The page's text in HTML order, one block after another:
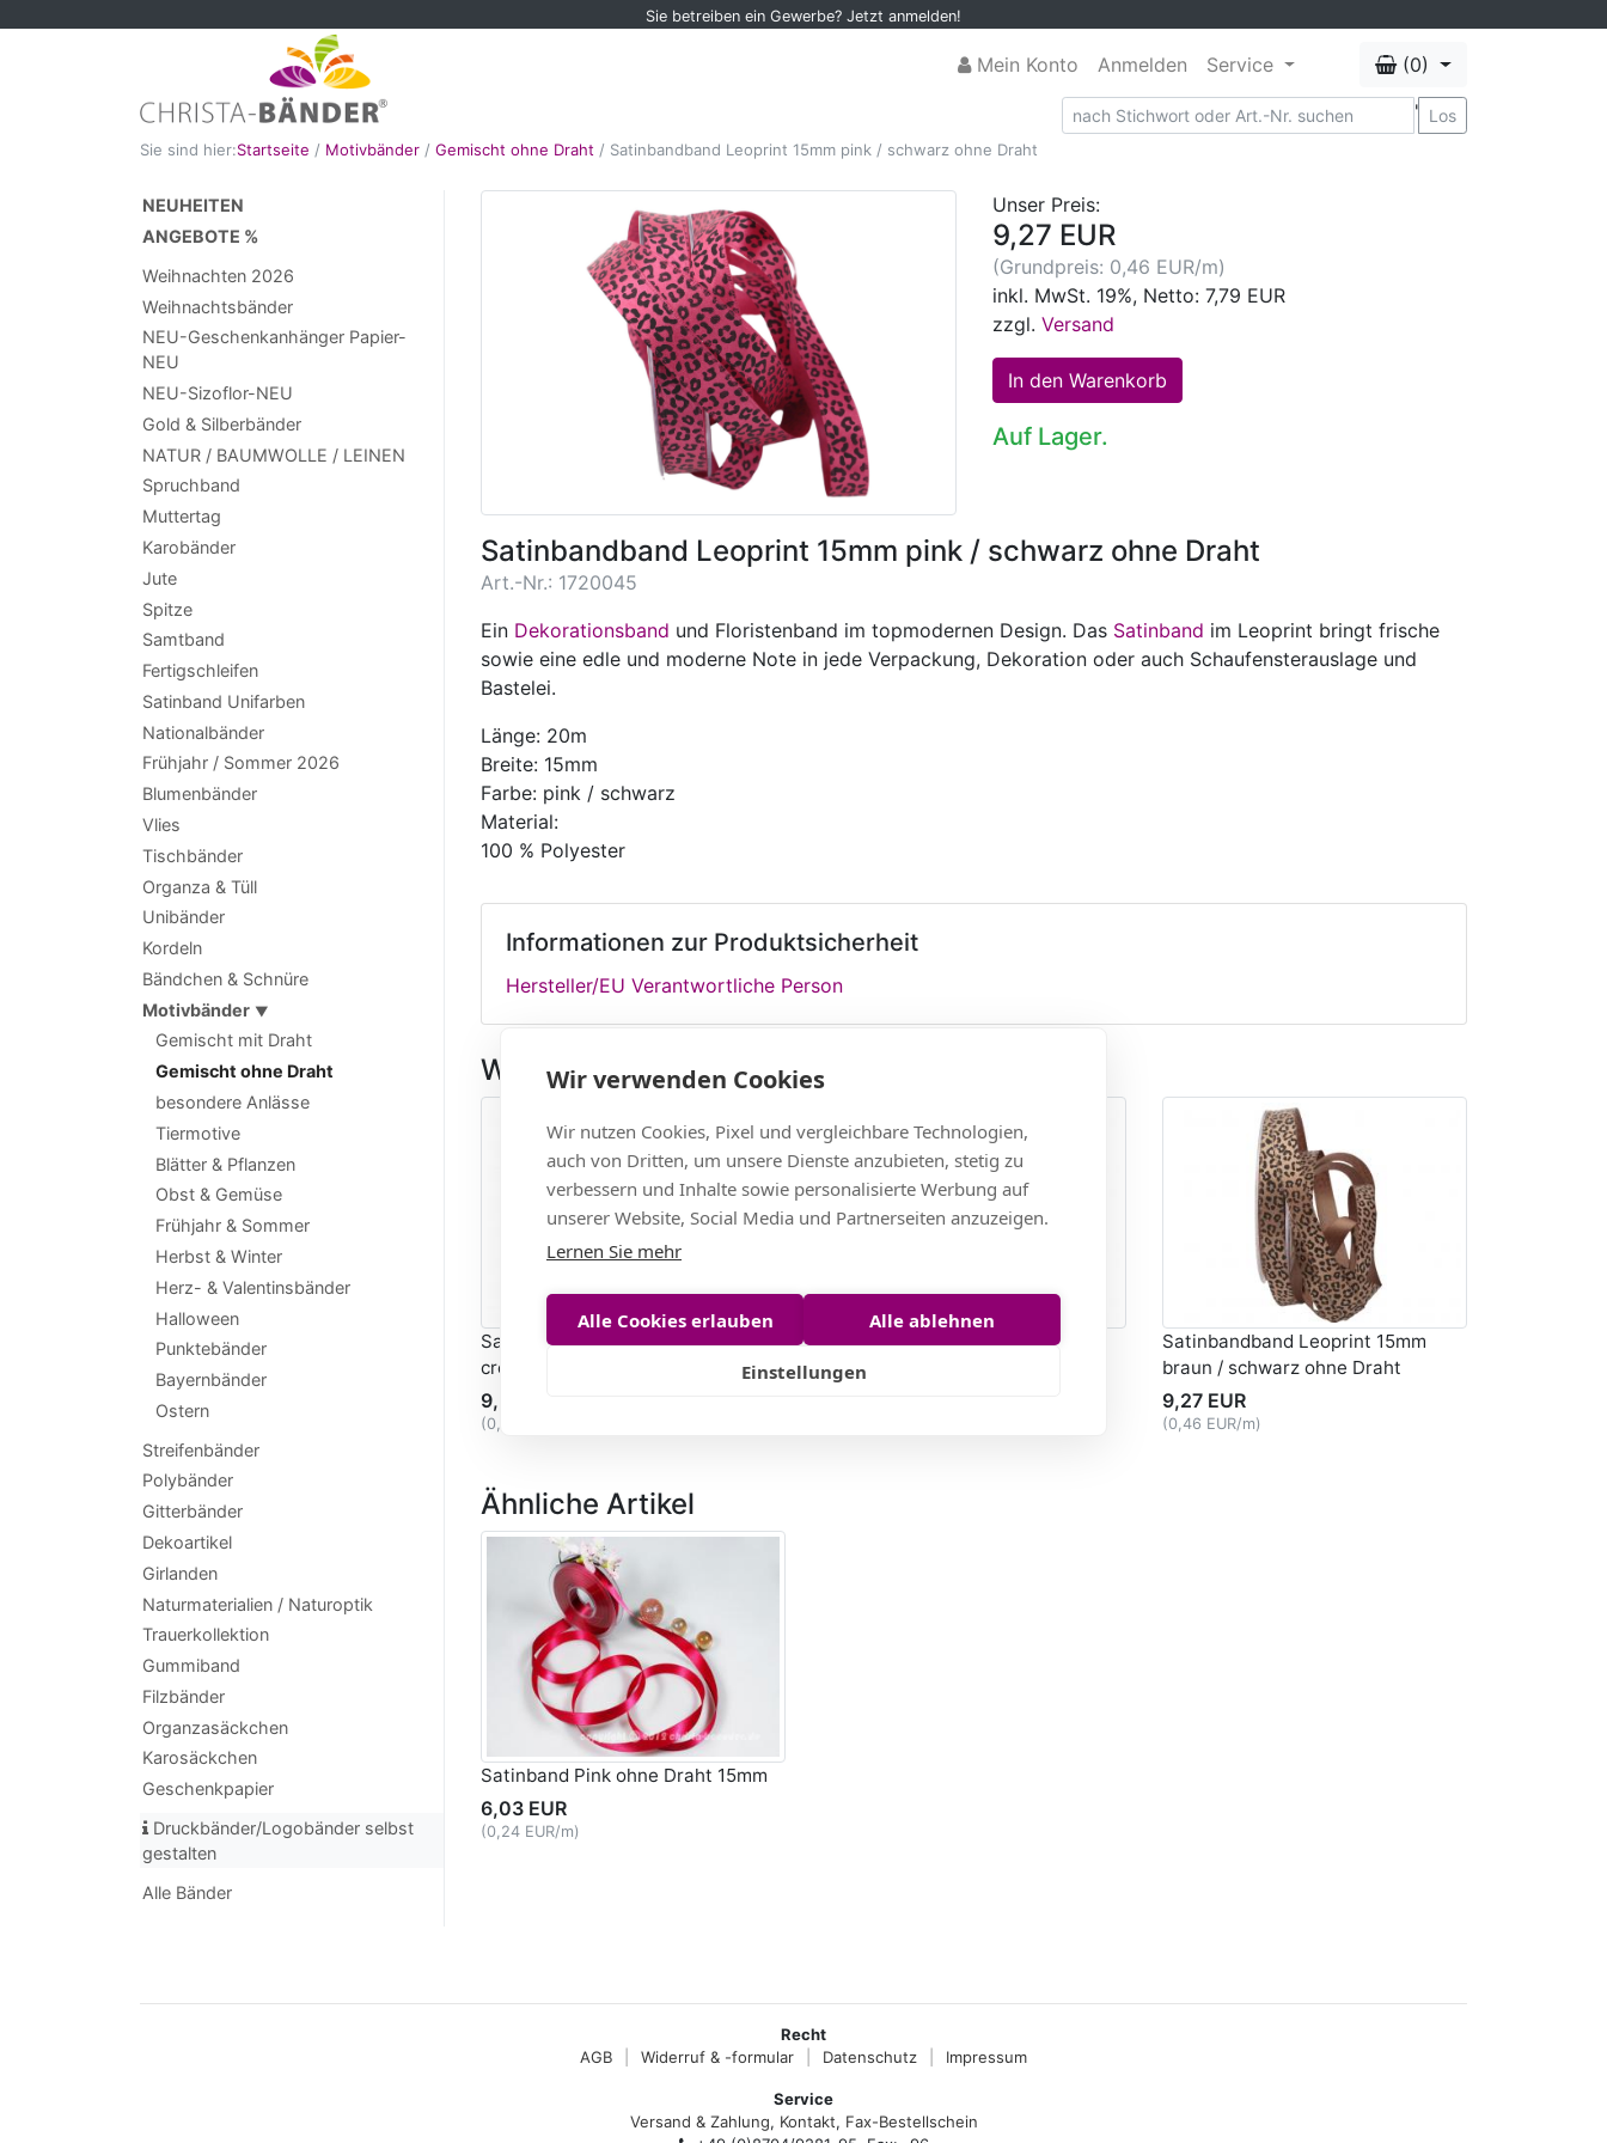
Sie betreiben ein Gewerbe? Jetzt anmelden!
Mein Konto Anmelden Service
(0)
' Los
Sie sind hier:Startseite / Motivbänder / Gemischt ohne Draht / Satinbandband Leoprint 15mm pink / schwarz ohne Draht
NEUHEITEN
ANGEBOTE %
Weihnachten 2026
Weihnachtsbänder
NEU-Geschenkanhänger Papier-
NEU
NEU-Sizoflor-NEU
Gold & Silberbänder
NATUR / BAUMWOLLE / LEINEN
Spruchband
Muttertag
Karobänder
Jute
Spitze
Samtband
Fertigschleifen
Satinband Unifarben
Nationalbänder
Frühjahr / Sommer 2026
Blumenbänder
Vlies
Tischbänder
Organza & Tüll
Unibänder
Kordeln
Bändchen & Schnüre
Motivbänder ▼
Gemischt mit Draht
Gemischt ohne Draht
besondere Anlässe
Tiermotive
Blätter & Pflanzen
Obst & Gemüse
Frühjahr & Sommer
Herbst & Winter
Herz- & Valentinsbänder
Halloween
Punktebänder
Bayernbänder
Ostern
Streifenbänder
Polybänder
Gitterbänder
Dekoartikel
Girlanden
Naturmaterialien / Naturoptik
Trauerkollektion
Gummiband
Filzbänder
Organzasäckchen
Karosäckchen
Geschenkpapier
Druckbänder/Logobänder selbst
gestalten
Alle Bänder
Unser Preis:
9,27 EUR
(Grundpreis: 0,46 EUR/m)
inkl. MwSt. 19%, Netto: 7,79 EUR
zzgl. Versand
Auf Lager.
Satinbandband Leoprint 15mm pink / schwarz ohne Draht
Art.-Nr.: 1720045
Ein Dekorationsband und Floristenband im topmodernen Design. Das Satinband im Leoprint bringt frische
sowie eine edle und moderne Note in jede Verpackung, Dekoration oder auch Schaufensterauslage und
Bastelei.
Länge: 20m
Breite: 15mm
Farbe: pink / schwarz
Material:
100 % Polyester
Informationen zur Produktsicherheit
Hersteller/EU Verantwortliche Person
Weitere Farben
Satinbandband Leoprint 15mm
creme / gold ohne Draht
9,27 EUR
(0,46 EUR/m)
Satinbandband Leoprint 15mm
weiß / schwarz ohne Draht
Satinbandband Leoprint 15mm
braun / schwarz ohne Draht
9,27 EUR
(0,46 EUR/m)
Ähnliche Artikel
Satinband Pink ohne Draht 15mm
6,03 EUR
(0,24 EUR/m)
Recht
AGB
Widerruf & -formular Datenschutz Impressum
Service
Versand & Zahlung, Kontakt, Fax-Bestellschein
Wir verwenden Cookies
Wir nutzen Cookies, Pixel und vergleichbare Technologien,
auch von Dritten, um unsere Dienste anzubieten, stetig zu
verbessern und Inhalte sowie personalisierte Werbung auf
unserer Website, Social Media und Partnerseiten anzuzeigen.
Lernen Sie mehr
Alle Cookies erlauben Alle ablehnen
Einstellungen